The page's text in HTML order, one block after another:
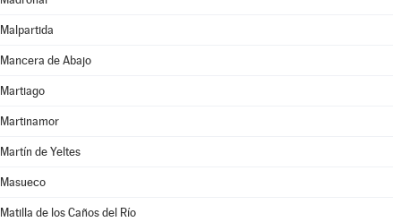
Malpartida
Mancera de Abajo
Martiago
Martinamor
Martín de Yeltes
Masueco
Matilla de los Caños del Río